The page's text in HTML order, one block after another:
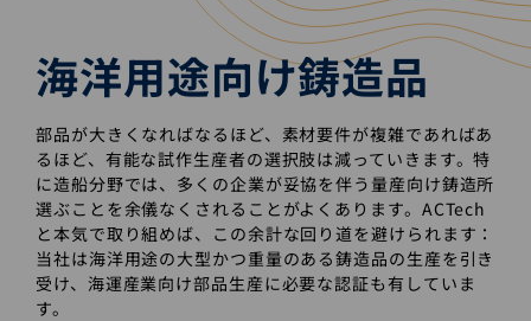
海洋用途向け鋳造品
部品が大きくなればなるほど、素材要件が複雑であればあ
るほど、有能な試作生産者の選択肢は減っていきます。特
に造船分野では、多くの企業が妥協を伴う量産向け鋳造所
選ぶことを余儀なくされることがよくあります。ACTech
と本気で取り組めば、この余計な回り道を避けられます：
当社は海洋用途の大型かつ重量のある鋳造品の生産を引き
受け、海運産業向け部品生産に必要な認証も有していま
す。